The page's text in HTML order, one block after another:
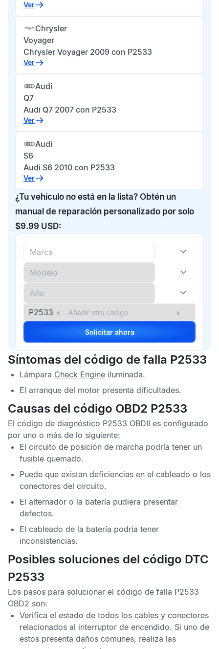
Ver
Chrysler
Voyager
Chrysler Voyager 2009 con P2533
Ver
Audi
Q7
Audi Q7 2007 con P2533
Ver
Audi
S6
Audi S6 2010 con P2533
Ver
¿Tu vehículo no está en la lista? Obtén un
manual de reparación personalizado por solo
$9.99 USD:
P2533 × +
Solicitar ahora
Síntomas del código de falla P2533
Lámpara Check Engine iluminada.
El arranque del motor presenta dificultades.
Causas del código OBD2 P2533
El código de diagnóstico P2533 OBDII es configurado
por uno o más de lo siguiente:
El circuito de posición de marcha podría tener un
fusible quemado.
Puede que existan deficiencias en el cableado o los
conectores del circuito.
El alternador o la batería pudiera presentar
defectos.
El cableado de la batería podría tener
inconsistencias.
Posibles soluciones del código DTC
P2533
Los pasos para solucionar el código de falla P2533
OBD2 son:
Verifica el estado de todos los cables y conectores
relacionados al interruptor de encendido. Si uno de
estos presenta daños comunes, realiza las